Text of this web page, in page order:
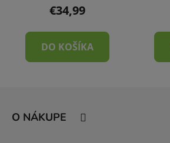
€34,99
DO KOŠÍKA
O NÁKUPE